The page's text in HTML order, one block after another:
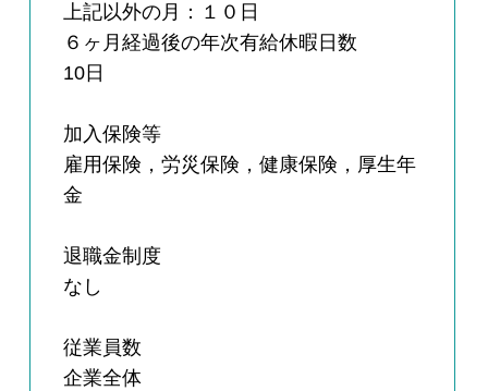
上記以外の月：１０日
６ヶ月経過後の年次有給休暇日数
10日
加入保険等
雇用保険，労災保険，健康保険，厚生年
金
退職金制度
なし
従業員数
企業全体